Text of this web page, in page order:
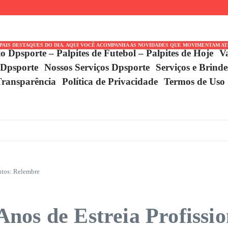
DO DIA. AQUI VOCÊ ACOMPANHA AS NOVIDADES QUE
Dpsporte – Palpites de Futebol – Palpites de Hoje
Nossos Serviços Dpsporte Serviços e
Política de Privacidade Termos de Uso
Relembre
de Estreia